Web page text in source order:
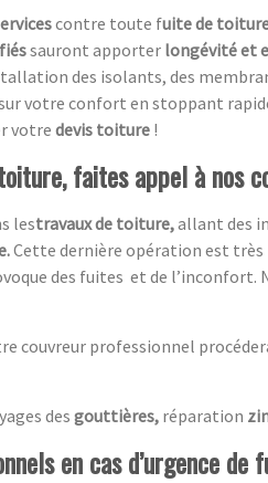
contre toute fuite de
sauront apporter longévité et
des isolants, des
votre confort en stoppant
votre devis toiture !
faites appel à nos
lestravaux de toiture,allant des
Cette dernière opération est très
des fuites et de l’inconfort.
couvreur professionnel
des gouttières, réparation
en cas d’urgence